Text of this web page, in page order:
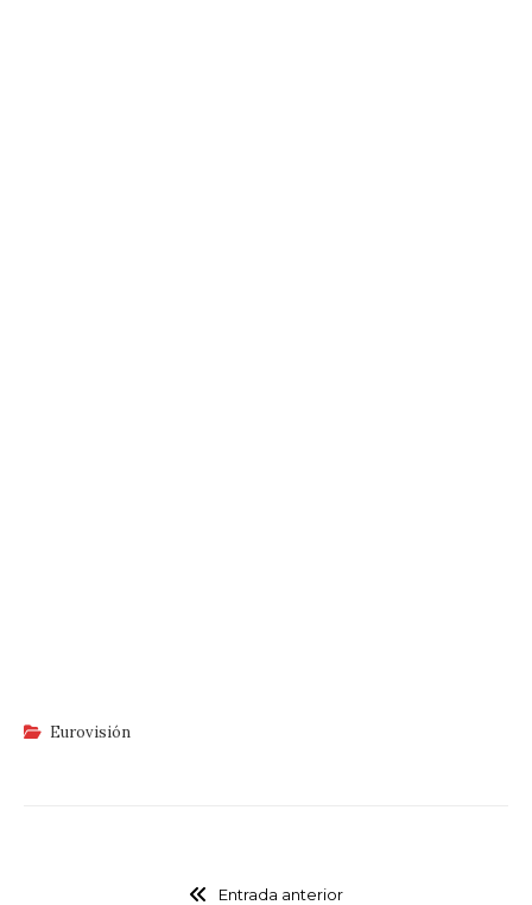
Eurovisión
Entrada anterior